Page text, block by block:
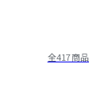
全417商品